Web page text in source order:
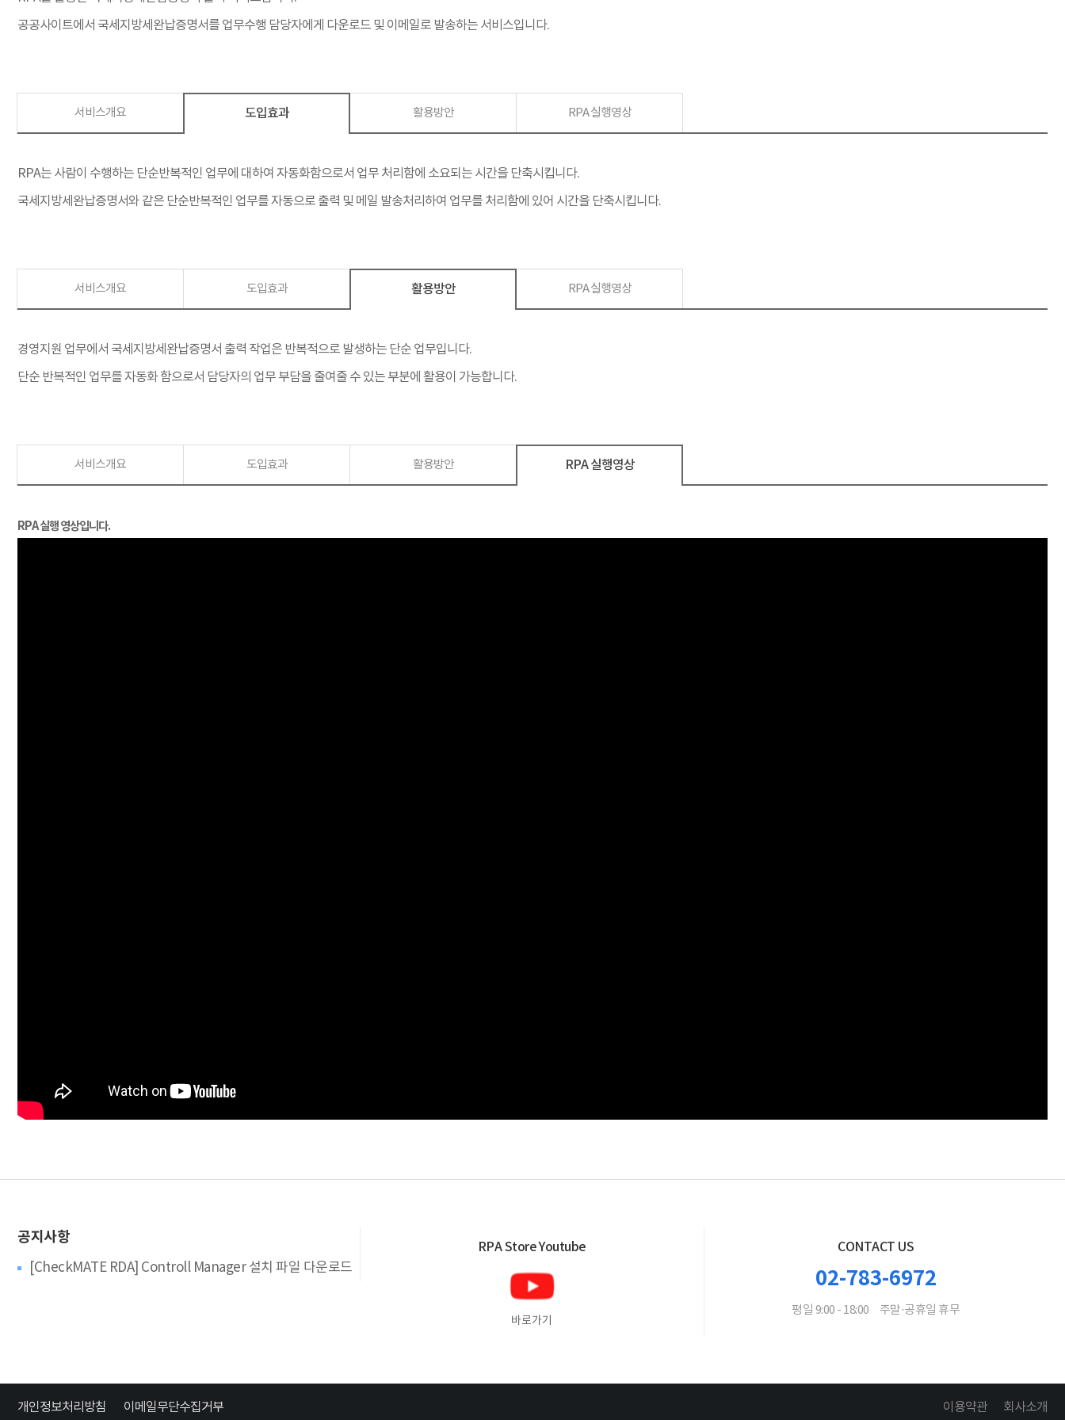
공공사이트에서 국세지방세완납증명서를 업무수행 담당자에게 다운로드 및 이메일로 발송하는 서비스입니다.
서비스개요 도입효과 활용방안 RPA 실행영상
RPA는 사람이 수행하는 단순반복적인 업무에 대하여 자동화함으로서 업무 처리함에 소요되는 시간을 단축시킵니다.
국세지방세완납증명서와 같은 단순반복적인 업무를 자동으로 출력 및 메일 발송처리하여 업무를 처리함에 있어 시간을 단축시킵니다.
서비스개요 도입효과 활용방안 RPA 실행영상
경영지원 업무에서 국세지방세완납증명서 출력 작업은 반복적으로 발생하는 단순 업무입니다.
단순 반복적인 업무를 자동화 함으로서 담당자의 업무 부담을 줄여줄 수 있는 부분에 활용이 가능합니다.
서비스개요 도입효과 활용방안 RPA 실행영상
RPA 실행 영상입니다.
공지사항
[CheckMATE RDA] Controll Manager 설치 파일 다운로드
RPA StoreYoutube
바로가기
CONTACT US
02-783-6972
평일 9:00 - 18:00 주말·공휴일 휴무
개인정보처리방침 이메일무단수집거부 이용약관 회사소개